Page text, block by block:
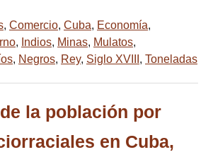
, Comercio, Cuba, Economía,
, Indios, Minas, Mulatos,
, Negros, Rey, Siglo XVIII , Toneladas
la población por
en Cuba,